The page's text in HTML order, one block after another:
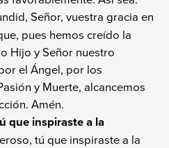
Señor, vuestra gracia en
pues hemos creído la
Hijo y Señor nuestro
el Ángel, por los
y Muerte, alcancemos
Amén.
que inspiraste a la
tú que inspiraste a la